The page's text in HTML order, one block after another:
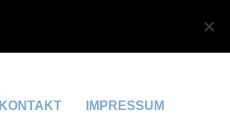
KONTAKT IMPRESSUM